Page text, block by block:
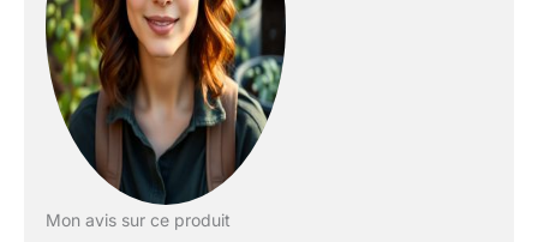
Mon avis sur ce produit